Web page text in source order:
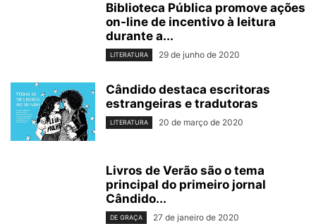
Biblioteca Pública promove ações
on-line de incentivo à leitura
durante a...
LITERATURA 29 de junho de 2020
Cândido destaca escritoras
estrangeiras e tradutoras
LITERATURA 20 de março de 2020
Livros de Verão são o tema
principal do primeiro jornal
Cândido...
DE GRAÇA 27 de janeiro de 2020